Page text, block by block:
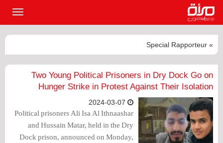
» Special Rapporteur
Two Young Political Prisoners in Dry Dock Go on
Hunger Strike in Protest Against Their Isolation
Political prisoners Ali Isa Al Ithnaashar
and Hussain Matar, held in the Dry
Dock prison, announced on Monday,